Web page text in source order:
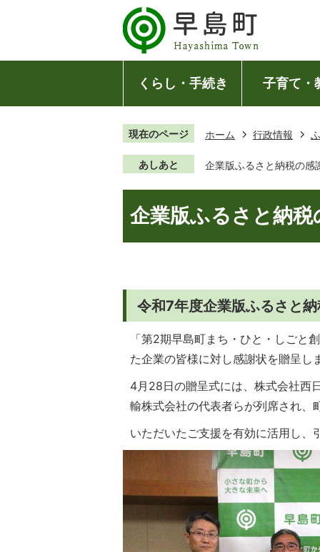
くらし・手続き 子育て・
現在のページ ホーム 行政情報
あしあと 企業版ふるさと納税の感
企業版ふるさと納税
令和7年度企業版ふるさと
「第2期早島町まち・ひと・しごと
た企業の皆様に対し感謝状を贈呈し
4月28日の贈呈式には、株式会社西
輸株式会社の代表者らが列席され、
いただいたご支援を有効に活用し、